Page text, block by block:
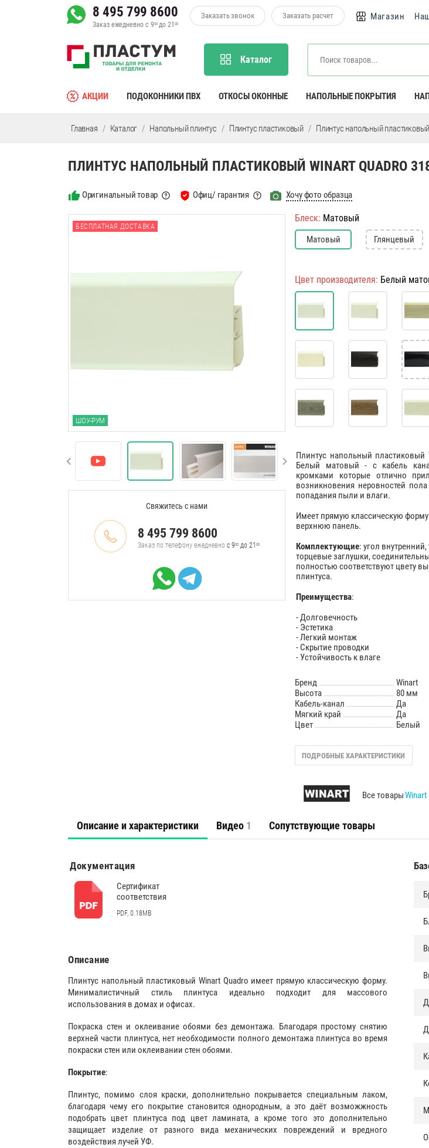
8 495 799 8600
Заказ ежедневно с 900до 2100
Заказать звонок Заказать расчет Магазин
Каталог
АКЦИИ ПОДОКОННИКИ ПВХ ОТКОСЫ ОКОННЫЕ НАПОЛЬНЫЕ ПОКРЫТИЯ
Главная Каталог Напольный плинтус Плинтус пластиковый Плинтус напольный
ПЛИНТУС НАПОЛЬНЫЙ ПЛАСТИКОВЫЙ WINART QUADRO
Оригинальный товар Офиц/ гарантия Хочу фото образца
БЕСПЛАТНАЯ ДОСТАВКА
ШОУ-РУМ
Свяжитесь с нами
8 495 799 8600
Заказ по телефону ежедневно с 900до 21 00
Блеск: Матовый
Матовый Глянцевый
Цвет производителя: Белый
Плинтус напольный пластиковый
Белый матовый - с кабель
кромками которые отлично
возникновения неровностей
попадания пыли и влаги.
Имеет прямую классическую
верхнюю панель.
Комплектующие: угол
торцевые заглушки,
полностью соответствуют цвету
плинтуса.
Преимущества:
- Долговечность
- Эстетика
- Легкий монтаж
- Скрытие проводки
- Устойчивость к влаге
Бренд
Winart
Высота
80 мм
Кабель-канал
Да
Мягкий край
Да
Цвет
Белый
ПОДРОБНЫЕ ХАРАКТЕРИСТИКИ
Все товарыWinart
Описание и характеристики Видео 1 Сопутствующие товары
Документация
Сертификат
соответствия
PDF, 0.18MB
Описание
Плинтус напольный пластиковый Winart Quadro имеет прямую классическую форму.
Минималистичный стиль плинтуса идеально подходит для массового
использования в домах и офисах.
Покраска стен и оклеивание обоями без демонтажа. Благодаря простому снятию
верхней части плинтуса, нет необходимости полного демонтажа плинтуса во время
покраски стен или оклеивании стен обоями.
Покрытие:
Плинтус, помимо слоя краски, дополнительно покрывается специальным лаком,
благодаря чему его покрытие становится однородным, а это даёт возможжность
подобрать цвет плинтуса под цвет ламината, а кроме того это дополнительно
защищает изделие от разного вида механических повреждений и вредного
воздействия лучей УФ.